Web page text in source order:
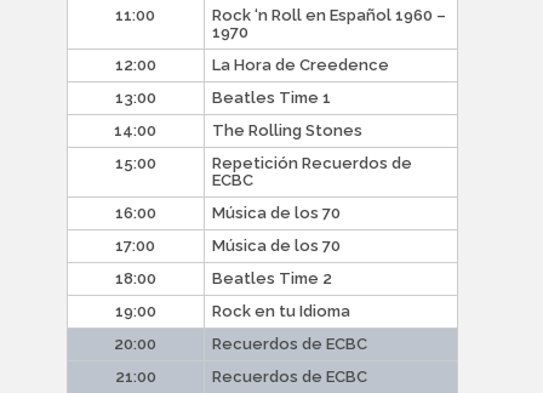
11:00
Rock ‘n Roll en Español 1960 –
1970
12:00
La Hora de Creedence
13:00
Beatles Time 1
14:00
The Rolling Stones
15:00
Repetición Recuerdos de
ECBC
16:00
Música de los 70
17:00
Música de los 70
18:00
Beatles Time 2
19:00
Rock en tu Idioma
20:00
Recuerdos de ECBC
21:00
Recuerdos de ECBC